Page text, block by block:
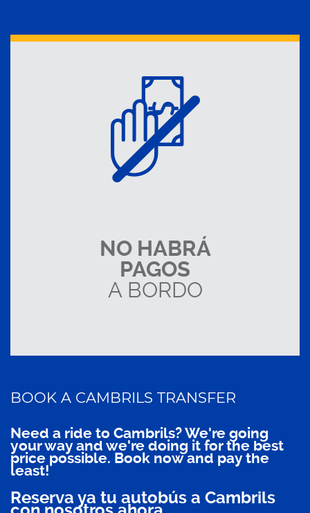
NO HABRÁ
PAGOS
A BORDO
BOOK A CAMBRILS TRANSFER
Need a ride to Cambrils? We're going
your way and we're doing it for the best
price possible. Book now and pay the
least!
Reserva ya tu autobús a Cambrils